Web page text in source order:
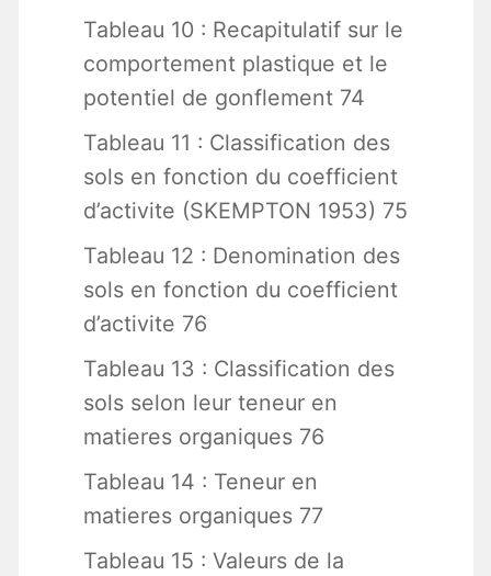
Tableau 10 : Recapitulatif sur le
comportement plastique et le
potentiel de gonflement 74
Tableau 11 : Classification des
sols en fonction du coefficient
d’activite (SKEMPTON 1953) 75
Tableau 12 : Denomination des
sols en fonction du coefficient
d’activite 76
Tableau 13 : Classification des
sols selon leur teneur en
matieres organiques 76
Tableau 14 : Teneur en
matieres organiques 77
Tableau 15 : Valeurs de la